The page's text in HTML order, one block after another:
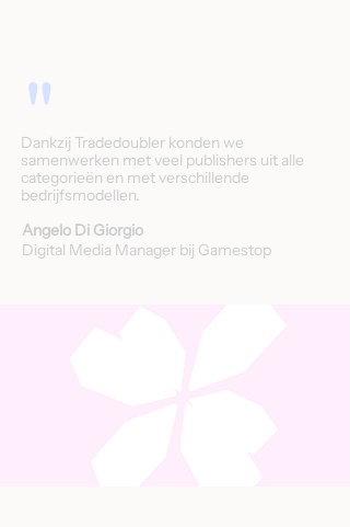
"
Dankzij Tradedoubler konden we
samenwerken met veel publishers uit alle
categorieën en met verschillende
bedrijfsmodellen.
Angelo Di Giorgio
Digital Media Manager bij Gamestop